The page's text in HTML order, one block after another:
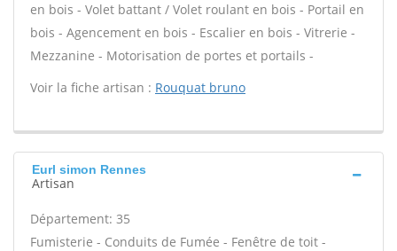
en bois - Volet battant / Volet roulant en bois - Portail en
bois - Agencement en bois - Escalier en bois - Vitrerie -
Mezzanine - Motorisation de portes et portails -
Voir la fiche artisan : Rouquat bruno
Eurl simon Rennes
Artisan
Département: 35
Fumisterie - Conduits de Fumée - Fenêtre de toit -